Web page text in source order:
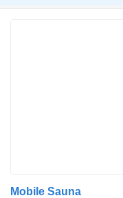
Mobile Sauna